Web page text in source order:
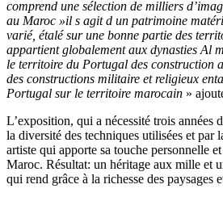
comprend une sélection de milliers
au Maroc »il s agit d un patrimoine
varié, étalé sur une bonne partie des
appartient globalement aux dynasties Al
le territoire du Portugal des construction
des constructions militaire et religieux
Portugal sur le territoire marocain »
L’exposition, qui a nécessité trois années
la diversité des techniques utilisées et par
artiste qui apporte sa touche personnelle
Maroc. Résultat: un héritage aux mille et
qui rend grâce à la richesse des paysages